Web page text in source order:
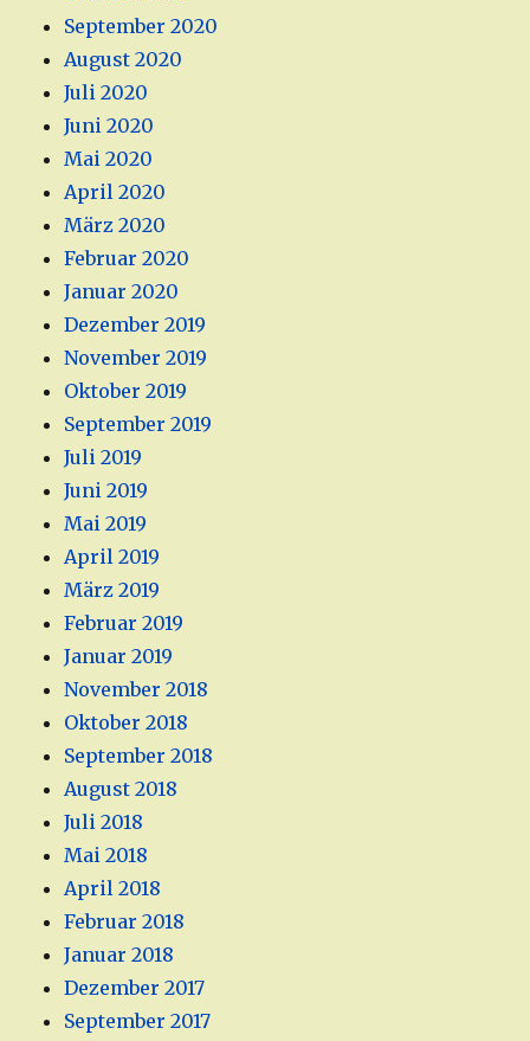
September 2020
August 2020
Juli 2020
Juni 2020
Mai 2020
April 2020
März 2020
Februar 2020
Januar 2020
Dezember 2019
November 2019
Oktober 2019
September 2019
Juli 2019
Juni 2019
Mai 2019
April 2019
März 2019
Februar 2019
Januar 2019
November 2018
Oktober 2018
September 2018
August 2018
Juli 2018
Mai 2018
April 2018
Februar 2018
Januar 2018
Dezember 2017
September 2017